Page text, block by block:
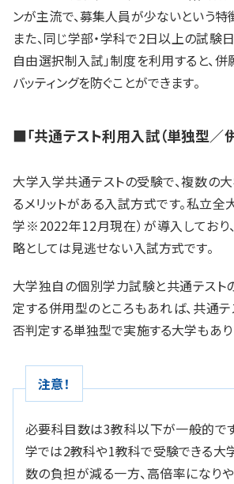
ンが主流で、募集人員が少ないという特
また、同じ学部・学科で2日以上の試験
自由選択制入試」制度を利用すると、
バッティングを防ぐことができます。
■「共通テスト利用入試（単独型／併
大学入学共通テストの受験で、複数の
るメリットがある入試方式です。私立全
学※2022年12月現在）が導入しており
略としては見逃せない入試方式です。
大学独自の個別学力試験と共通テスト
定する併用型のところもあれば、共通
否判定する単独型で実施する大学もあり
注意！
必要科目数は3教科以下が一般的で
学では2教科や1教科で受験できる大
数の負担が減る一方、高倍率になり